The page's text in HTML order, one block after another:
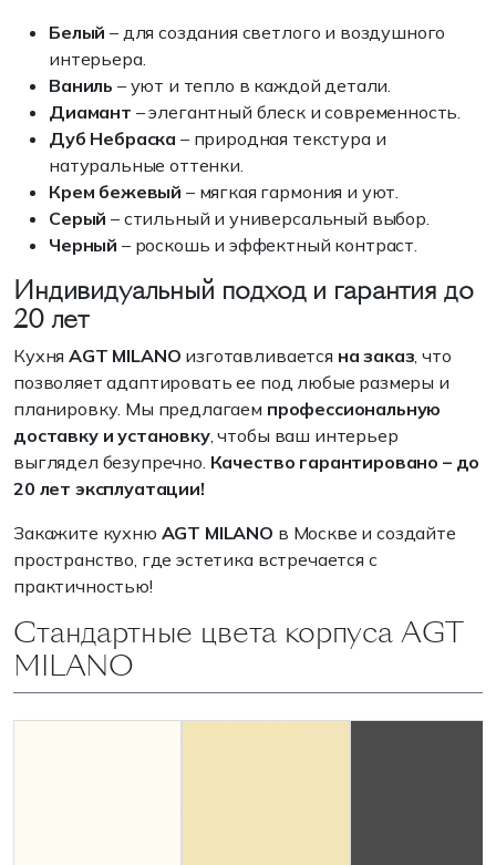
Белый – для создания светлого и воздушного
интерьера.
Ваниль – уют и тепло в каждой детали.
Диамант – элегантный блеск и современность.
Дуб Небраска – природная текстура и
натуральные оттенки.
Крем бежевый – мягкая гармония и уют.
Серый – стильный и универсальный выбор.
Черный – роскошь и эффектный контраст.
Индивидуальный подход и гарантия до
20 лет
КухняAGT MILANO изготавливается на заказ, что
позволяет адаптировать ее под любые размеры и
планировку. Мы предлагаем профессиональную
доставку и установку, чтобы ваш интерьер
выглядел безупречно. Качество гарантировано – до
20 лет эксплуатации!
Закажите кухню AGT MILANO в Москве и создайте
пространство, где эстетика встречается с
практичностью!
Стандартные цвета корпуса AGT
MILANO